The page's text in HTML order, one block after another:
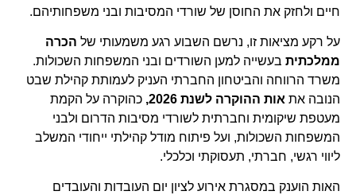
חיים ולחזק את החוסן של שורדי המסיבות ובני משפחותיהם.
על רקע מציאות זו, נרשם השבוע רגע משמעותי שלהכרה
ממלכתיתבעשייה למען השורדים ובני המשפחות השכולות.
משרד הרווחה והביטחון החברתי העניק לעמותת קהילת שבט
הנובה אתאות ההוקרה לשנת 2026,
כהוקרה על הקמת
מעטפת שיקומית וחברתית לשורדי מסיבות הדרום ולבני
המשפחות השכולות, ועל פיתוח מודל קהילתי ייחודי המשלב
ליווי רגשי, חברתי, תעסוקתי וכלכלי.
האות הוענק במסגרת אירוע לציון יום העובדות והעובדים